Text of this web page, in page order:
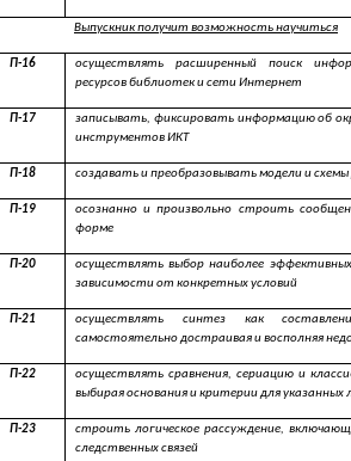
Выпускник получит возможность научиться
П-16
осуществлять расширенный поиск
ресурсов библиотек и сети Интернет
П-17
записывать, фиксировать информацию об
инструментов ИКТ
П-18 создавать и преобразовывать модели и схемы
П-19
осознанно и произвольно строить
форме
П-20
осуществлять выбор наиболее
зависимости от конкретных условий
П-21
осуществлять синтез как
самостоятельно достраивая и восполняя
П-22
осуществлять сравнения, сериацию и
выбирая основания и критерии для указанных
П-23
строить логическое рассуждение,
следственных связей